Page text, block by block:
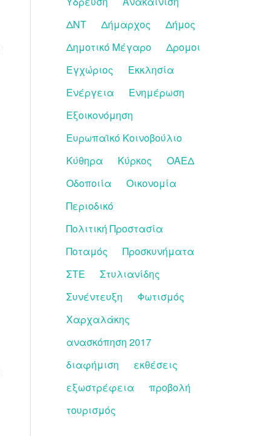
ΔΝΤ
Δήμαρχος
Δήμος
Δημοτικό Μέγαρο
Δρομοι
Εγχώριος
Εκκλησία
Ενέργεια
Ενημέρωση
Εξοικονόμηση
Ευρωπαϊκό Κοινοβούλιο
Κύθηρα
Κύρκος
ΟΑΕΔ
Οδοποιία
Οικονομία
Περιοδικό
Πολιτική Προστασία
Ποταμός
Προσκυνήματα
ΣΤΕ
Στυλιανίδης
Συνέντευξη
Φωτισμός
Χαρχαλάκης
ανασκόπηση 2017
διαφήμιση
εκθέσεις
εξωστρέφεια
προβολή
τουρισμός